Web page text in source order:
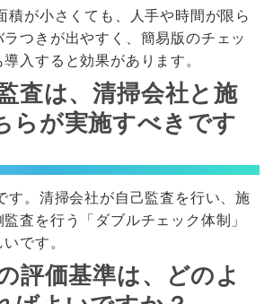
積が小さくても、人手や時間が限ら
つきが出やすく、簡易版のチェッ
入すると効果があります。
査は、清掃会社と施
らが実施すべきです
す。清掃会社が自己監査を行い、施
査を行う「ダブルチェック体制」
です。
評価基準は、どのよ